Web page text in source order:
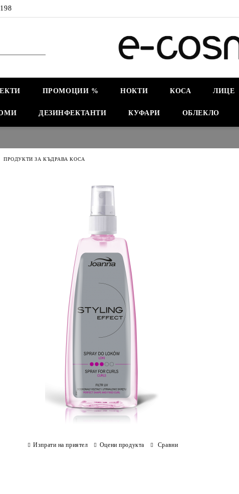
ПРОМОЦИИ % НОКТИ КОСА ЛИЦЕ
ДЕЗИНФЕКТАНТИ КУФАРИ ОБЛЕКЛО
ПРОДУКТИ ЗА КЪДРАВА КОСА
Изпрати на приятел Оцени продукта Сравни